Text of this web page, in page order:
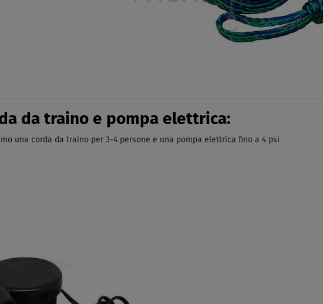
da traino e pompa elettrica:
una corda da traino per 3-4 persone e una pompa elettrica fino a 4 psi